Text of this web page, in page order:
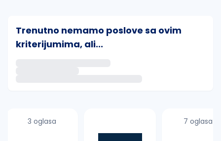
Trenutno nemamo poslove sa ovim
kriterijumima, ali...
3 oglasa 7 oglasa